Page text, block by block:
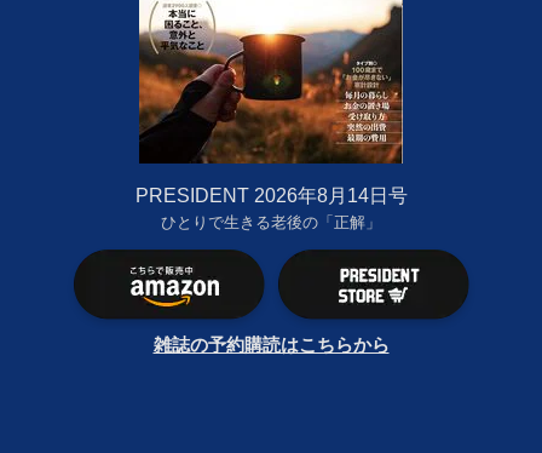
PRESIDENT 2026年8月14日号
ひとりで生きる老後の「正解」
雑誌の予約購読はこちらから